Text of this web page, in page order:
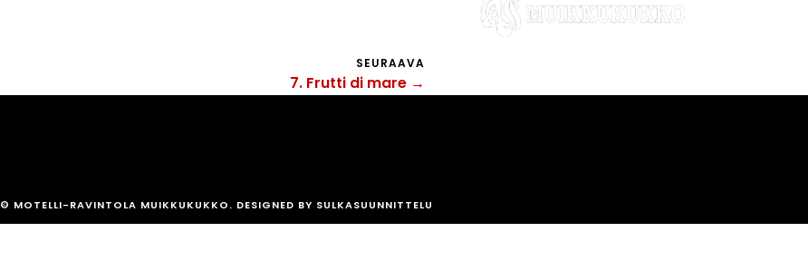
SEURAAVA
7. Frutti di mare →
© MOTELLI-RAVINTOLA MUIKKUKUKKO. DESIGNED BY SULKASUUNNITTELU